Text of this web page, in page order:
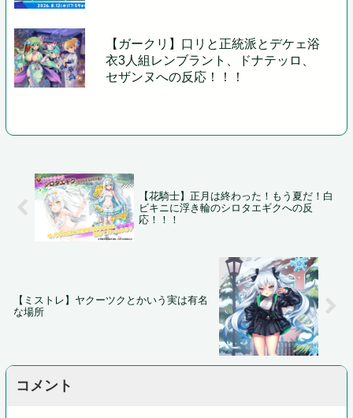
【ガークリ】口リと正統派とデケェ浴
衣3人組レンブラント、ドナテッロ、
セザンヌへの反応！！！
【花騎士】正月は終わった！もう夏だ！白
ビキニに浮き輪のシロタエギクへの反
応！！！
【ミストレ】ヤクーツクとかいう実は有名
な場所
コメント